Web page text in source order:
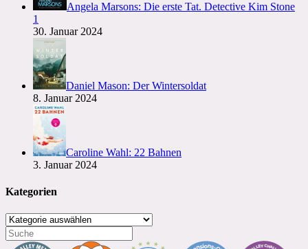
Angela Marsons: Die erste Tat. Detective Kim Stone
1
30. Januar 2024
Daniel Mason: Der Wintersoldat
8. Januar 2024
Caroline Wahl: 22 Bahnen
3. Januar 2024
Kategorien
Kategorien